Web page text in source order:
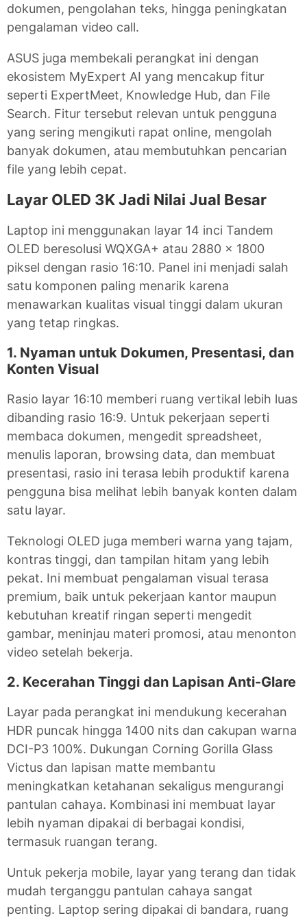
dokumen, pengolahan teks, hingga peningkatan
pengalaman video call.
ASUS juga membekali perangkat ini dengan
ekosistem MyExpert AI yang mencakup fitur
seperti ExpertMeet, Knowledge Hub, dan File
Search. Fitur tersebut relevan untuk pengguna
yang sering mengikuti rapat online, mengolah
banyak dokumen, atau membutuhkan pencarian
file yang lebih cepat.
Layar OLED 3K Jadi Nilai Jual Besar
Laptop ini menggunakan layar 14 inci Tandem
OLED beresolusi WQXGA+ atau 2880 x 1800
piksel dengan rasio 16:10. Panel ini menjadi salah
satu komponen paling menarik karena
menawarkan kualitas visual tinggi dalam ukuran
yang tetap ringkas.
1. Nyaman untuk Dokumen, Presentasi, dan
Konten Visual
Rasio layar 16:10 memberi ruang vertikal lebih luas
dibanding rasio 16:9. Untuk pekerjaan seperti
membaca dokumen, mengedit spreadsheet,
menulis laporan, browsing data, dan membuat
presentasi, rasio ini terasa lebih produktif karena
pengguna bisa melihat lebih banyak konten dalam
satu layar.
Teknologi OLED juga memberi warna yang tajam,
kontras tinggi, dan tampilan hitam yang lebih
pekat. Ini membuat pengalaman visual terasa
premium, baik untuk pekerjaan kantor maupun
kebutuhan kreatif ringan seperti mengedit
gambar, meninjau materi promosi, atau menonton
video setelah bekerja.
2. Kecerahan Tinggi dan Lapisan Anti-Glare
Layar pada perangkat ini mendukung kecerahan
HDR puncak hingga 1400 nits dan cakupan warna
DCI-P3 100%. Dukungan Corning Gorilla Glass
Victus dan lapisan matte membantu
meningkatkan ketahanan sekaligus mengurangi
pantulan cahaya. Kombinasi ini membuat layar
lebih nyaman dipakai di berbagai kondisi,
termasuk ruangan terang.
Untuk pekerja mobile, layar yang terang dan tidak
mudah terganggu pantulan cahaya sangat
penting. Laptop sering dipakai di bandara, ruang